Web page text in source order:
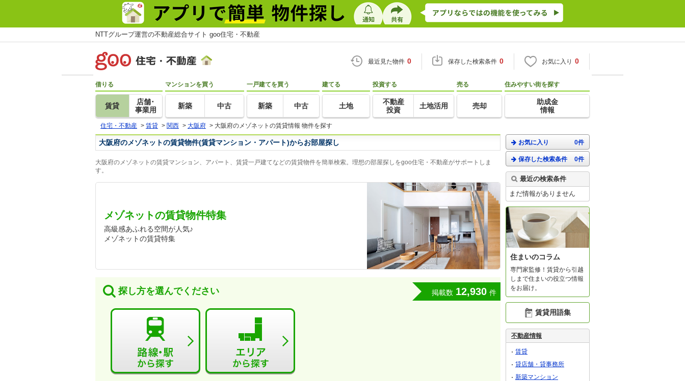
NTTグループ運営の不動産総合サイト goo住宅・不動産
最近見た物件 0 保存した検索条件 0 お気に入り 0
借りる
賃貸
店舗･
事業用
マンションを買う
新築 中古
一戸建てを買う
新築 中古
建てる
土地
投資する
不動産
投資
土地活用
売る
売却
住みやすい街を探す
助成金
情報
住宅・不動産 > 賃貸 > 関西 > 大阪府 > 大阪府のメゾネットの賃貸情報 物件を探す
大阪府のメゾネットの賃貸物件(賃貸マンション・アパート)からお部屋探し
大阪府のメゾネットの賃貸マンション、アパート、賃貸一戸建てなどの賃貸物件を簡単検索。理想の部屋探しをgoo住宅・不動産がサポートしま
す。
メゾネットの賃貸物件特集
高級感あふれる空間が人気♪
メゾネットの賃貸特集
探し方を選んでください 掲載数 12,930 件
お気に入り 0件
保存した検索条件 0件
最近の検索条件
まだ情報がありません
住まいのコラム
専門家監修！賃貸から引越
しまで住まいの役立つ情報
をお届け。
賃貸用語集
不動産情報
賃貸
貸店舗・貸事務所
新築マンション